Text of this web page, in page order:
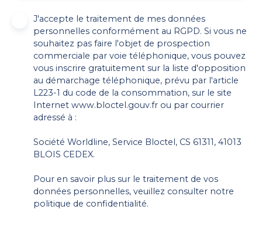
J'accepte le traitement de mes données
personnelles conformément au RGPD. Si vous ne
souhaitez pas faire l'objet de prospection
commerciale par voie téléphonique, vous pouvez
vous inscrire gratuitement sur la liste d'opposition
au démarchage téléphonique, prévu par l'article
L223-1 du code de la consommation, sur le site
Internet www.bloctel.gouv.fr ou par courrier
adressé à :
Société Worldline, Service Bloctel, CS 61311, 41013
BLOIS CEDEX.
Pour en savoir plus sur le traitement de vos
données personnelles, veuillez consulter notre
politique de confidentialité.